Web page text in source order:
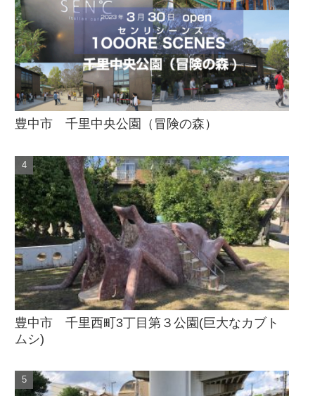
豊中市 千里中央公園（冒険の森）
豊中市 千里西町3丁目第３公園(巨大なカブト
ムシ)